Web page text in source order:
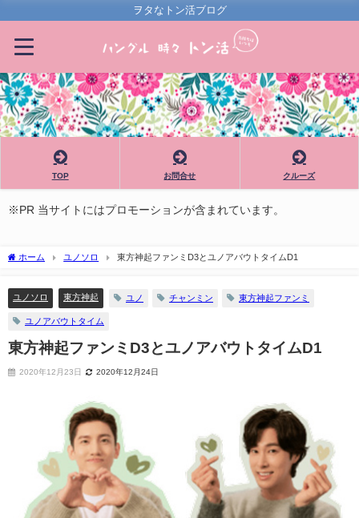
ヲタなトン活ブログ
TOP お問合せ クルーズ
※PR 当サイトにはプロモーションが含まれています。
ホーム ユノソロ 東方神起ファンミD3とユノアバウトタイムD1
ユノソロ 東方神起 ユノ チャンミン 東方神起ファンミ
ユノアバウトタイム
東方神起ファンミD3とユノアバウトタイムD1
2020年12月23日 2020年12月24日